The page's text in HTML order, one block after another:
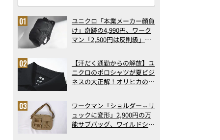
ユニクロ「本業メーカー顔負
け」奇跡の4,990円、ワーク
マン「2,500円は反則級」凄
ト3】（2026年6月版）
【汗だく通勤からの解放】ユ
ニクロのポロシャツが夏ビジ
ネスの大正解！オリヒカの透
アの実力
ワークマン「ショルダー⇔リ
ュックに変形」2,900円の万
能サブバッグ、ワイルドシン